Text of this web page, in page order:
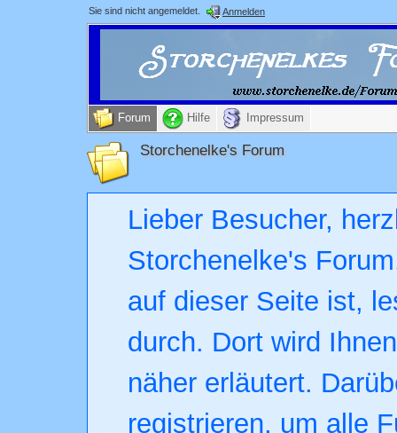
Sie sind nicht angemeldet. Anmelden
Forum Hilfe Impressum
Storchenelke's Forum
Lieber Besucher,
Storchenelke's
auf dieser Seite ist,
durch. Dort wird
näher erläutert.
registrieren, um alle